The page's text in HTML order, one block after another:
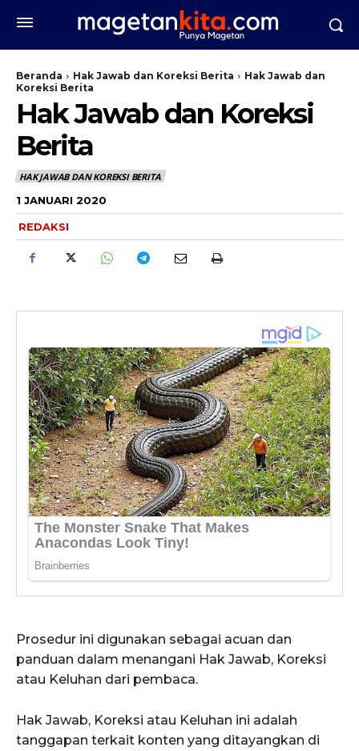
Beranda Hak Jawab dan Koreksi Berita
Hak Jawab dan
Koreksi Berita
Hak Jawab dan Koreksi
Berita
HAK JAWAB DAN KOREKSI BERITA
1 JANUARI 2020
REDAKSI
Prosedur ini digunakan sebagai acuan dan
panduan dalam menangani Hak Jawab, Koreksi
atau Keluhan dari pembaca.
Hak Jawab, Koreksi atau Keluhan ini adalah
tanggapan terkait konten yang ditayangkan di